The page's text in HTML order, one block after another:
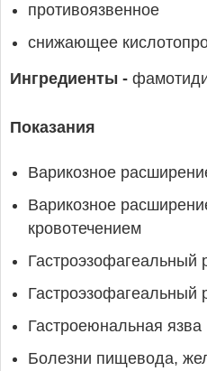
противоязвенное
снижающее
Ингредиенты -
Показания
Варикозное
Варикозное
кровотечением
Гастроэзофагеальный
Гастроеюнальная язва
Болезни пищевода,